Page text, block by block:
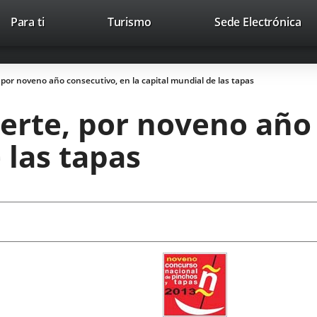
Trabaja con nosotros Contacto
Para ti TurismoEste
abrirá
en
nueva.
Sede Electrónica
noveno año consecutivo, en la capital mundial de las tapas
por noveno
tapas